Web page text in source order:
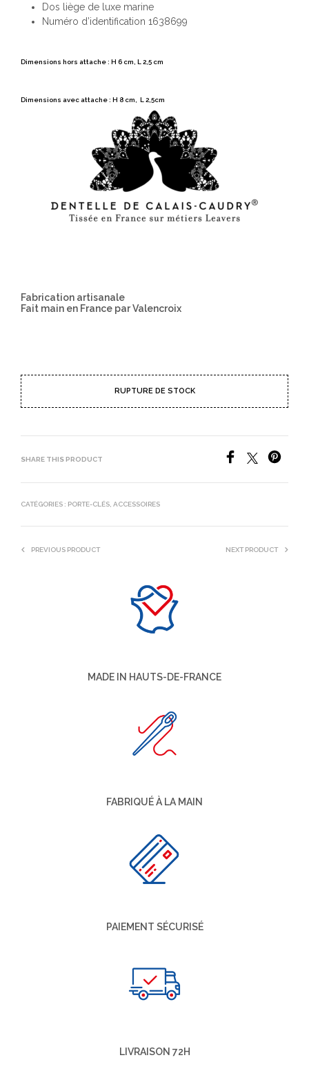
Dos liège de luxe marine
Numéro d’identification 1638699
Dimensions hors attache : H 6 cm, L 2,5 cm
Dimensions avec attache : H 8 cm, L 2,5cm
Fabrication artisanale
Fait main en France par Valencroix
RUPTURE DE STOCK
SHARE THIS PRODUCT
CATÉGORIES : PORTE-CLÉS ACCESSOIRES
PREVIOUS PRODUCT NEXT PRODUCT
MADE IN HAUTS-DE-FRANCE
FABRIQUÉ À LA MAIN
PAIEMENT SÉCURISÉ
LIVRAISON 72H